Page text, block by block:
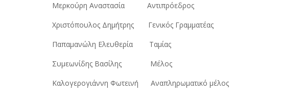
Mερκούρη Αναστασία Αντιπρόεδρος
Χριστόπουλος Δημήτρης Γενικός Γραμματέας
Παπαμανώλη Ελευθερία Ταμίας
Συμεωνίδης Βασίλης Μέλος
Καλογερογιάννη Φωτεινή Αναπληρωματικό μέλος